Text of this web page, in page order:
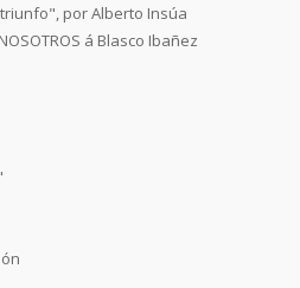
por Alberto Insúa
á Blasco Ibañez